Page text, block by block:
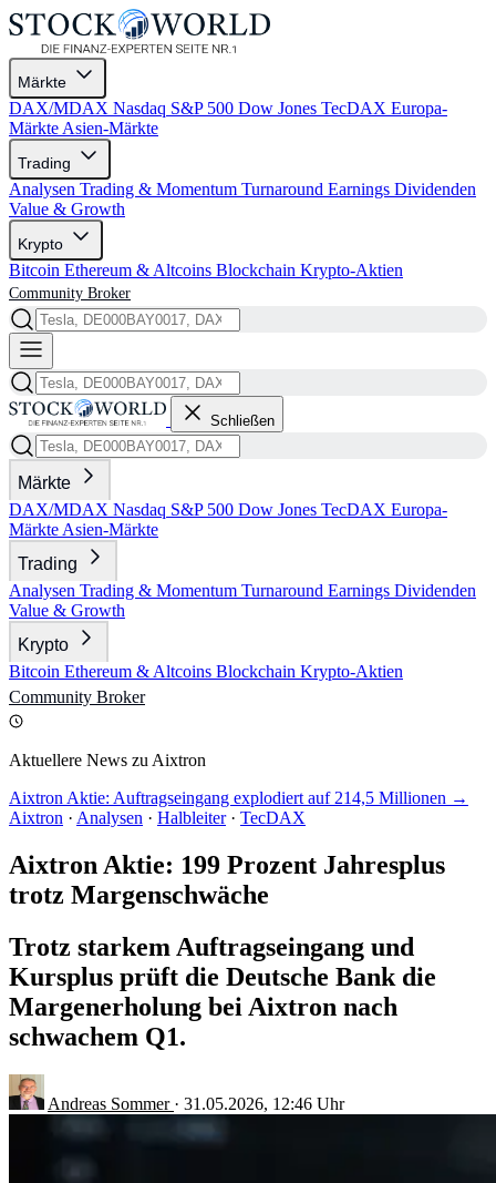
Märkte
DAX/MDAX Nasdaq S&P 500 Dow Jones TecDAX Europa-
Märkte Asien-Märkte
Trading
Analysen Trading & Momentum Turnaround Earnings Dividenden
Value & Growth
Krypto
Bitcoin Ethereum & Altcoins Blockchain Krypto-Aktien
Community Broker
Schließen
Märkte
DAX/MDAX Nasdaq S&P 500 Dow Jones TecDAX Europa-
Märkte Asien-Märkte
Trading
Analysen Trading & Momentum Turnaround Earnings Dividenden
Value & Growth
Krypto
Bitcoin Ethereum & Altcoins Blockchain Krypto-Aktien
Community Broker
Aktuellere News zu Aixtron
Aixtron Aktie: Auftragseingang explodiert auf 214,5 Millionen →
Aixtron · Analysen · Halbleiter · TecDAX
Aixtron Aktie: 199 Prozent Jahresplus
trotz Margenschwäche
Trotz starkem Auftragseingang und
Kursplus prüft die Deutsche Bank die
Margenerholung bei Aixtron nach
schwachem Q1.
Andreas Sommer · 31.05.2026, 12:46 Uhr